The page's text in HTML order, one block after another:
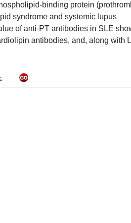
binding protein
syndrome and systemic lupus
of anti-PT antibodies in SLE
antibodies, and, along with